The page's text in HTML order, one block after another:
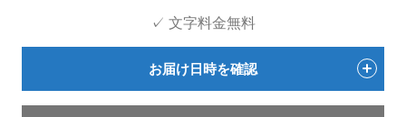
✓ 文字料金無料
お届け日時を確認